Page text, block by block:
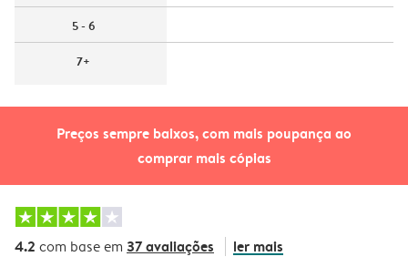
Preços sempre baixos, com mais poupança ao
comprar mais cópias
5 - 6
7+
4.2 com base em 37 avaliações ler mais